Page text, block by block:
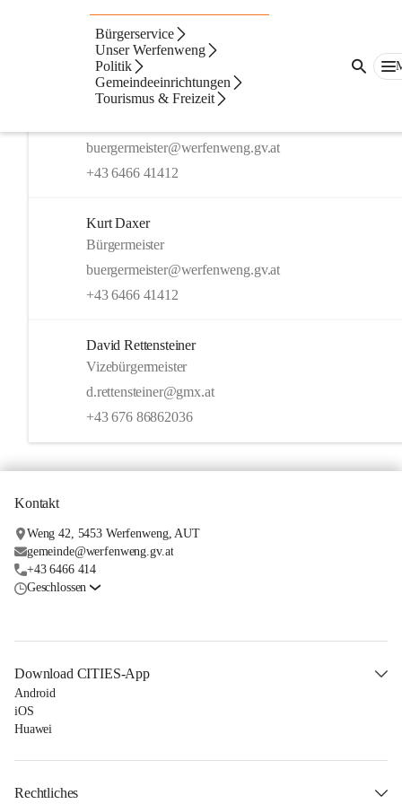
Bürgerservice
Unser Werfenweng
Politik
Gemeindeeinrichtungen
Tourismus & Freizeit
Beste Resultate Artikel
Suchergebnisse
Suchergebnisse:
Kurt Daxer
buergermeister@werfenweng.gv.at
+43 6466 41412
Kurt Daxer
Bürgermeister
buergermeister@werfenweng.gv.at
+43 6466 41412
David Rettensteiner
Vizebürgermeister
d.rettensteiner@gmx.at
+43 676 86862036
Kontakt
Weng 42, 5453 Werfenweng, AUT
gemeinde@werfenweng.gv.at
+43 6466 414
Geschlossen
Download CITIES-App
Android
iOS
Huawei
Rechtliches